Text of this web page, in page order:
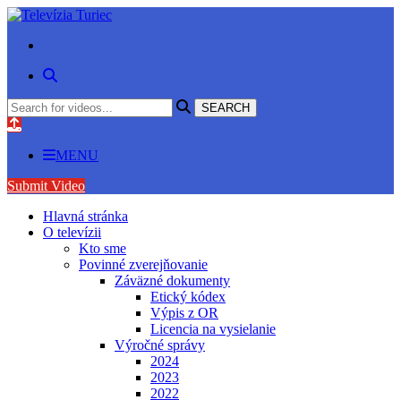
MENU
Submit Video
Hlavná stránka
O televízii
Kto sme
Povinné zverejňovanie
Záväzné dokumenty
Etický kódex
Výpis z OR
Licencia na vysielanie
Výročné správy
2024
2023
2022